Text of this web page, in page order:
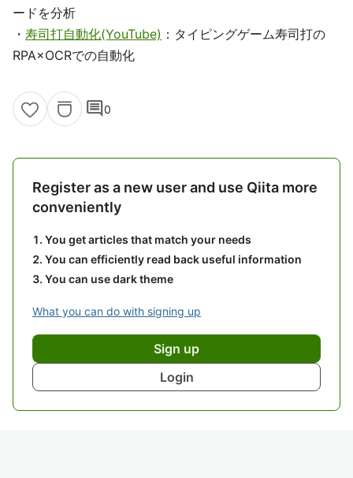
ードを分析
・ 寿司打自動化(YouTube) ：タイピングゲーム寿司打の
RPA×OCRでの自動化
comment0
Register as a new user and use Qiita more
conveniently
You get articles that match your needs
You can efficiently read back useful information
You can use dark theme
What you can do with signing up
Sign up
Login